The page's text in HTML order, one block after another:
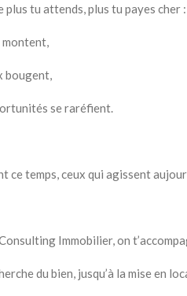
plus tu attends, plus tu payes cher :
montent,
bougent,
se raréfient.
ce temps, ceux qui agissent
Immobilier, on
du bien, jusqu’à la mise en